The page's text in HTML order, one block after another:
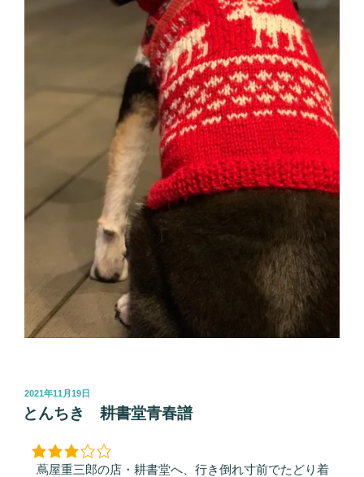
投
稿
日:
2021年11月19日
とんちき 耕書堂青春譜
蔦屋重三郎の店・耕書堂へ、行き倒れ寸前でたどり着